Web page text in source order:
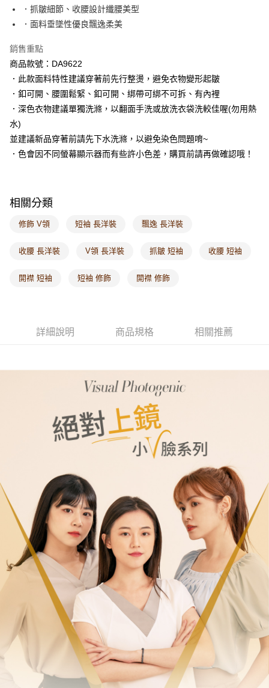
每筆NT$60，滿NT$1,000(含以上)免運費
7-11取貨付款
每筆NT$60，滿NT$1,000(含以上)免運費
付款後7-11取貨
每筆NT$60，滿NT$1,000(含以上)免運費
宅配
每筆NT$120，滿NT$1,000(含以上)免運費
付款後門市自取
每筆NT$60，滿NT$1,000(含以上)免運費
海外配送-其他亞洲地區
海外配送-歐美地區
．抓皺細節、收腰設計纖腰美型
．面料垂墜性優良飄逸柔美
銷售重點
商品款號：DA9622
．此款面料特性建議穿著前先行整燙，避免衣物變形起皺
．釦可開、腰圍鬆緊、釦可開、綁帶可綁不可拆、有內裡
．深色衣物建議單獨洗滌，以翻面手洗或放洗衣袋洗較佳喔(勿用熱
水)
並建議新品穿著前請先下水洗滌，以避免染色問題唷~
．色會因不同螢幕顯示器而有些許小色差，購買前請再做確認哦！
相關分類
修飾 V領 短袖 長洋裝 飄逸 長洋裝
收腰 長洋裝 V領 長洋裝 抓皺 短袖 收腰 短袖
開襟 短袖 短袖 修飾 開襟 修飾
詳細說明 商品規格 相關推薦